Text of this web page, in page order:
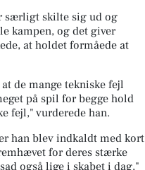
særligt skilte sig ud og
kampen, og det giver
at holdet formåede at
de mange tekniske fejl
på spil for begge hold
fejl," vurderede han.
han blev indkaldt med kort
for deres stærke
også lige i skabet i dag,"